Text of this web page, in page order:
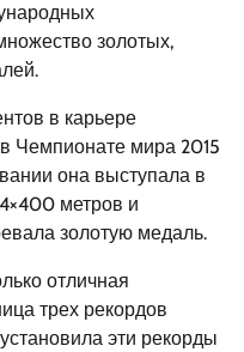
золотых,
в карьере
Чемпионате мира 2015
она выступала в
метров и
золотую медаль.
отличная
трех рекордов
эти рекорды